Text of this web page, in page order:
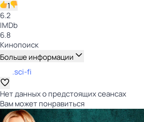
1
6.2
IMDb
6.8
Кинопоиск
Больше информации
.sci-fi
Нет данных о предстоящих сеансах
Вам может понравиться